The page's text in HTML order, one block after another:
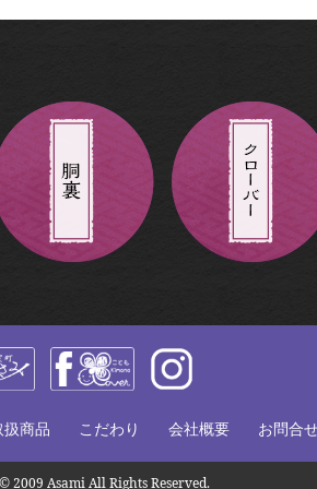
扱商品 こだわり 会社概要 お問合
2009 Asami All Rights Reserved.